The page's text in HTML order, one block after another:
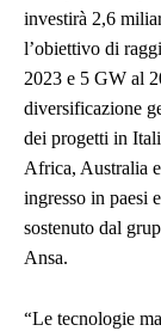
investirà 2,6
l’obiettivo di
2023 e 5 GW al
diversificazione
dei progetti in
Africa, Australia
ingresso in paesi
sostenuto dal
Ansa.
“Le tecnologie